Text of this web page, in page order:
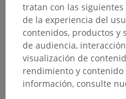
tratan con las
de la experiencia del
contenidos, productos y
de audiencia,
visualización de
rendimiento y
información, consulte